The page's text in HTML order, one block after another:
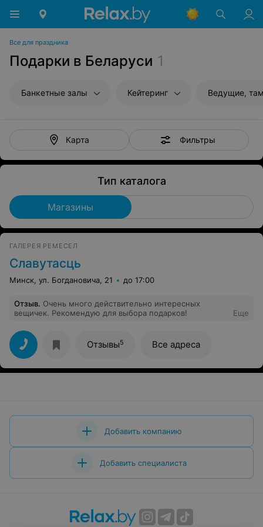
Все для праздника
Подарки в Беларуси 1
Банкетные залы Кейтеринг Ведущие,
Карта Фильтры
Тип каталога
Магазины
ГАЛЕРЕЯ РЕМЕСЕЛ
Славутасць
Минск, ул. Богдановича, 21 до 17:00
Отзыв. Очень много действительно интересных
вещичек. Рекомендую для выбора подарков!
Еще
Отзывы5 Все адреса
Добавить компанию
Добавить специалиста